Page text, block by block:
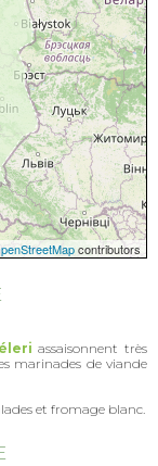
contributors
assaisonnent très
marinades de viande
et fromage blanc.